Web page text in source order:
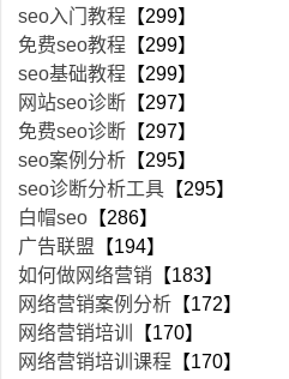
seo入门教程 【299】
免费seo教程 【299】
seo基础教程 【299】
网站seo诊断 【297】
免费seo诊断 【297】
seo案例分析 【295】
seo诊断分析工具 【295】
白帽seo 【286】
广告联盟 【194】
如何做网络营销 【183】
网络营销案例分析 【172】
网络营销培训
【170】
网络营销培训课程 【170】